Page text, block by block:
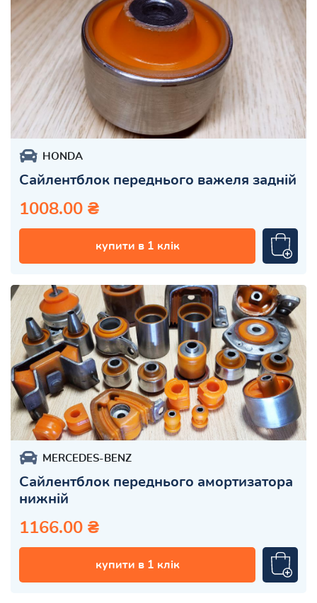
HONDA
Сайлентблок переднього важеля задній
1008.00 ₴
купити в 1 клік
MERCEDES-BENZ
Сайлентблок переднього амортизатора
нижній
1166.00 ₴
купити в 1 клік